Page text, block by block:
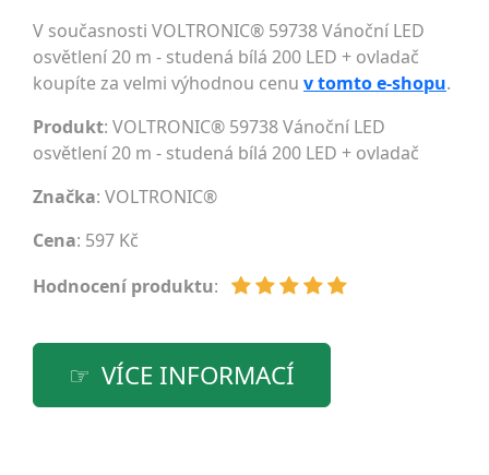
V současnosti VOLTRONIC® 59738 Vánoční LED
osvětlení 20 m - studená bílá 200 LED + ovladač
koupíte za velmi výhodnou cenu v tomto e-shopu.
Produkt: VOLTRONIC® 59738 Vánoční LED
osvětlení 20 m - studená bílá 200 LED + ovladač
Značka: VOLTRONIC®
Cena: 597 Kč
Hodnocení produktu:
VÍCE INFORMACÍ